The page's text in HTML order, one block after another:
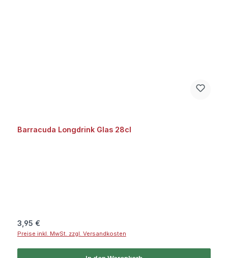
Barracuda Longdrink Glas 28cl
Regulärer Preis:
3,95 €
Preise inkl. MwSt. zzgl. Versandkosten